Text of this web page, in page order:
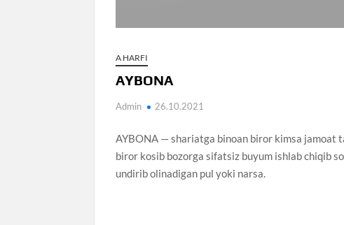
A HARFI
AYBONA
Admin 26.10.2021
AYBONA — shariatga binoan biror kimsa jamoat
biror kosib bozorga sifatsiz buyum ishlab chiqib
undirib olinadigan pul yoki narsa.